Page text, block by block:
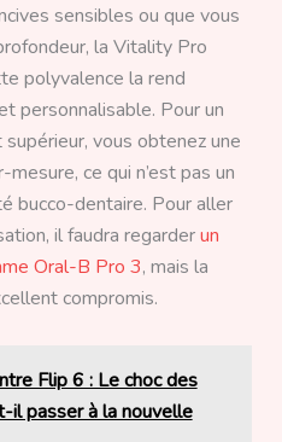
sensibles ou que vous
la Vitality Pro
polyvalence la rend
personnalisable. Pour un
vous obtenez une
ce qui n’est pas un
bucco-dentaire. Pour aller
il faudra regarderun
Oral-B Pro 3, mais la
compromis.
Flip 6 : Le choc des
il passer à la nouvelle